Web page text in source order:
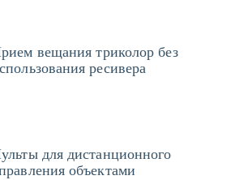
вещания триколор без
ресивера
для дистанционного
объектами